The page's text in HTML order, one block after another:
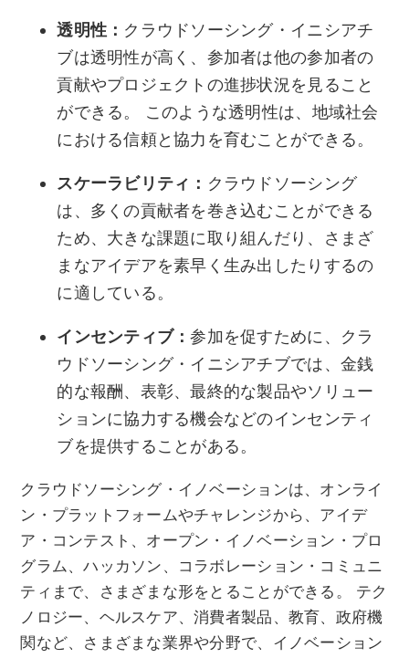
透明性： クラウドソーシング・イニシアチ
ブは透明性が高く、参加者は他の参加者の
貢献やプロジェクトの進捗状況を見ること
ができる。 このような透明性は、地域社会
における信頼と協力を育むことができる。
スケーラビリティ： クラウドソーシング
は、多くの貢献者を巻き込むことができる
ため、大きな課題に取り組んだり、さまざ
まなアイデアを素早く生み出したりするの
に適している。
インセンティブ：参加を促すために、クラ
ウドソーシング・イニシアチブでは、金銭
的な報酬、表彰、最終的な製品やソリュー
ションに協力する機会などのインセンティ
ブを提供することがある。
クラウドソーシング・イノベーションは、オンライ
ン・プラットフォームやチャレンジから、アイデ
ア・コンテスト、オープン・イノベーション・プロ
グラム、ハッカソン、コラボレーション・コミュニ
ティまで、さまざまな形をとることができる。 テク
ノロジー、ヘルスケア、消費者製品、教育、政府機
関など、さまざまな業界や分野で、イノベーション